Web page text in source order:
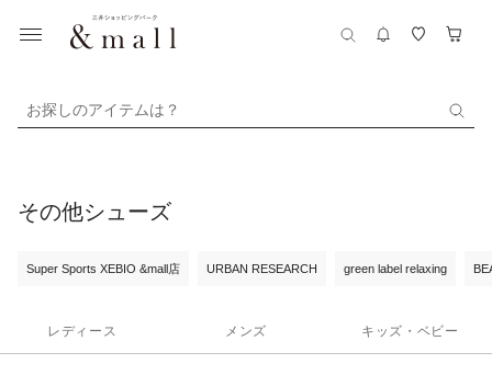
お探しのアイテムは？
その他シューズ
Super Sports XEBIO &mall店 URBAN RESEARCH green label relaxing
レディース メンズ キッズ・ベビー